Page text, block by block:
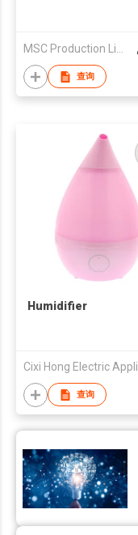
查询
Humidifier
查询